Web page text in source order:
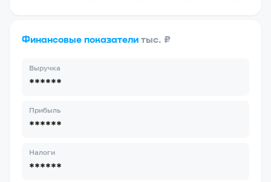
Финансовые показатели тыс. ₽
Выручка
******
Прибыль
******
Налоги
******